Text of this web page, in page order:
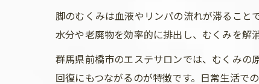
脚のむくみは血液やリンパの流れが滞ること
水分や老廃物を効率的に排出し、むくみを解
群馬県前橋市のエステサロンでは、むくみの
回復にもつながるのが特徴です。日常生活で